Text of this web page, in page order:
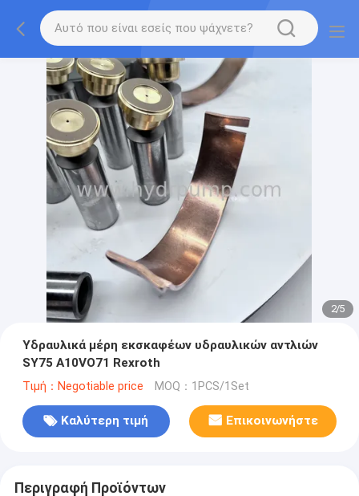
2/5
Υδραυλικά μέρη εκσκαφέων υδραυλικών αντλιών
SY75 A10VO71 Rexroth
Τιμή：Negotiable price MOQ：1PCS/1Set
Καλύτερη τιμή Επικοινωνήστε
Περιγραφή Προϊόντων